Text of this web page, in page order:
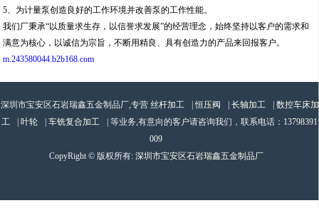
5、为计量泵创造良好的工作环境并改善泵的工作性能。
我们厂秉承“以质量求生存，以信誉求发展”的经营理念，始终坚持以客户的需求和
满意为核心，以诚信为宗旨，不断用精良、具有创造力的产品来回报客户。
m.243580044.b2b168.com
深圳市宝安区石岩瑞鑫五金制品厂,专营 丝杆加工 |恒压阀 长轴加工
数控车床加
工
叶轮 车铣复合加工 | 等业务,有意向的客户请咨询我们，联系电话： 13798391
009
CopyRight © 版权所有: 深圳市宝安区石岩瑞鑫五金制品厂